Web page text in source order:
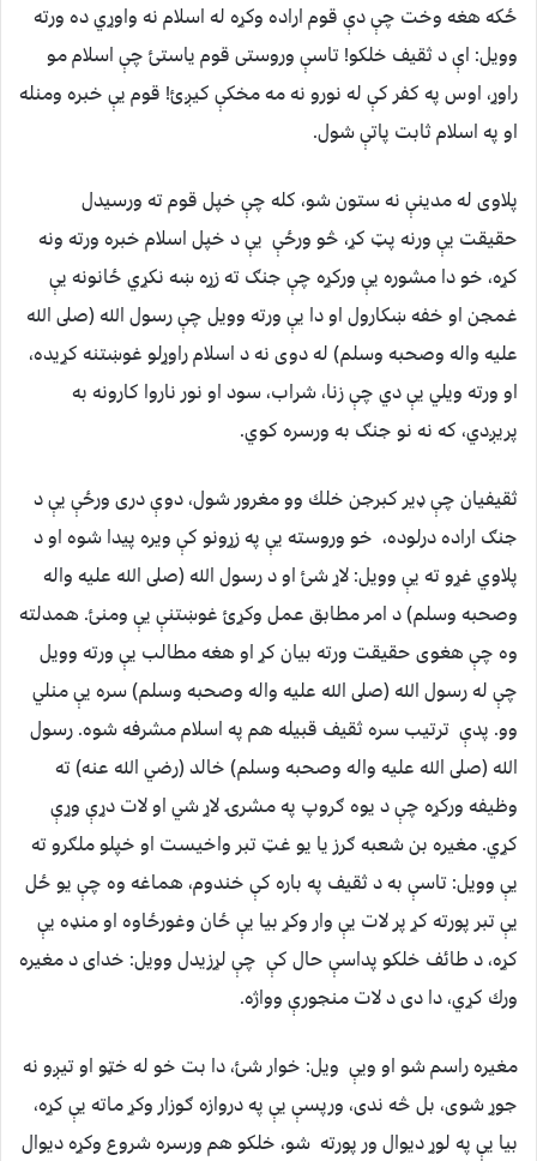
ځكه هغه وخت چې دې قوم اراده وكړه له اسلام نه واوړي ده ورته
وويل: اې د ثقيف خلكو! تاسې وروستى قوم ياستئ چې اسلام مو
راوړ، اوس په كفر كې له نورو نه مه مخكې كيږئ! قوم يې خبره ومنله
او په اسلام ثابت پاتې شول.
پلاوى له مدينې نه ستون شو، كله چې خپل قوم ته ورسيدل
حقيقت يې ورنه پټ كړ، څو ورځې يې د خپل اسلام خبره ورته ونه
كړه، خو دا مشوره يې وركړه چې جنګ ته زړه ښه نكړي ځانونه يې
غمجن او خفه ښكارول او دا يې ورته وويل چې رسول الله (صلى الله
عليه واله وصحبه وسلم) له دوى نه د اسلام راوړلو غوښتنه كړيده،
او ورته ويلي يې دي چې زنا، شراب، سود او نور ناروا كارونه به
پريږدي، كه نه نو جنګ به ورسره كوي.
ثقيفيان چې ډير كبرجن خلك وو مغرور شول، دوې درى ورځې يې د
جنګ اراده درلوده، خو وروسته يې په زړونو كې ويره پيدا شوه او د
پلاوي غړو ته يې وويل: لاړ شئ او د رسول الله (صلى الله عليه واله
وصحبه وسلم) د امر مطابق عمل وكړئ غوښتنې يې ومنئ. همدلته
وه چې هغوى حقيقت ورته بيان كړ او هغه مطالب يې ورته وويل
چې له رسول الله (صلى الله عليه واله وصحبه وسلم) سره يې منلي
وو. پدې ترتيب سره ثقيف قبيله هم په اسلام مشرفه شوه. رسول
الله (صلى الله عليه واله وصحبه وسلم) خالد (رضي الله عنه) ته
وظيفه وركړه چې د يوه ګروپ په مشرۍ لاړ شي او لات دړې وړې
كړي. مغيره بن شعبه ګرز يا يو غټ تبر واخيست او خپلو ملګرو ته
يې وويل: تاسې به د ثقيف په باره كې خندوم، هماغه وه چې يو ځل
يې تبر پورته كړ پر لات يې وار وكړ بيا يې ځان وغورځاوه او منډه يې
كړه، د طائف خلكو پداسې حال كې چې لړزيدل وويل: خداى د مغيره
ورك كړي، دا دى د لات منجورې وواژه.
مغيره راسم شو او ويې ويل: خوار شئ، دا بت خو له خټو او تيږو نه
جوړ شوى، بل څه ندى، ورپسې يې په دروازه ګوزار وكړ ماته يې كړه،
بيا يې په لوړ ديوال ور پورته شو، خلكو هم ورسره شروع وكړه ديوال